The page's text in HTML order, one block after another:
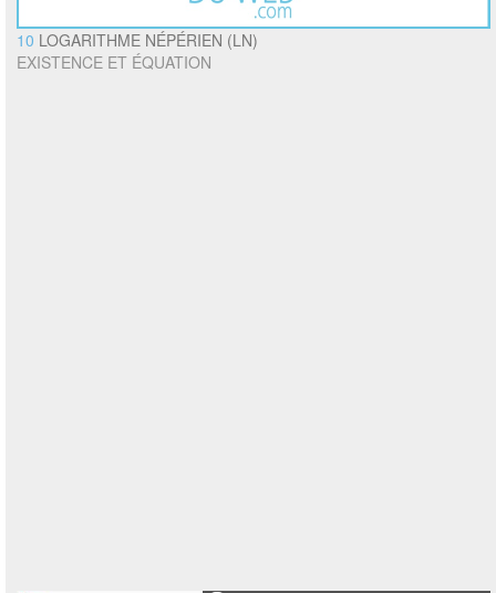
10 LOGARITHME NÉPÉRIEN (LN)
EXISTENCE ET ÉQUATION